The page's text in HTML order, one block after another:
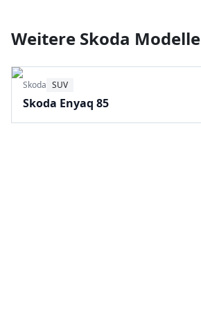
Weitere Skoda Modelle
Skoda SUV
Skoda Enyaq 85